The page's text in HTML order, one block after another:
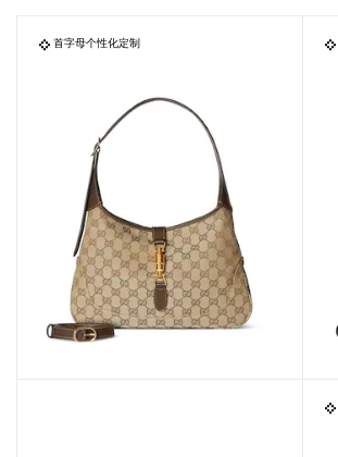
首字母个性化定制